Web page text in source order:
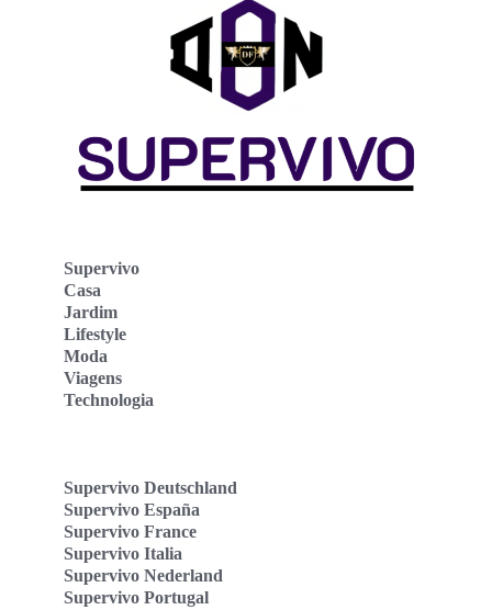
Supervivo
Casa
Jardim
Lifestyle
Moda
Viagens
Technologia
Supervivo Deutschland
Supervivo España
Supervivo France
Supervivo Italia
Supervivo Nederland
Supervivo Portugal